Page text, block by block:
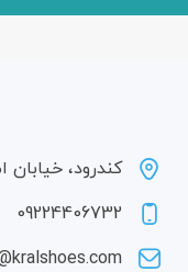
کندرود، خیابان
09224406732